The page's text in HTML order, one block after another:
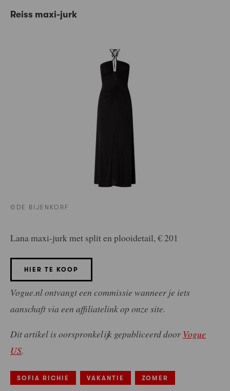
Reiss maxi-jurk
©DE BIJENKORF
Lana maxi-jurk met split en plooidetail, € 201
HIER TE KOOP
Vogue.nl ontvangt een commissie wanneer je iets
aanschaft via een affiliatelink op onze site.
Dit artikel is oorspronkelijk gepubliceerd door Vogue
US.
SOFIA RICHIE VAKANTIE ZOMER